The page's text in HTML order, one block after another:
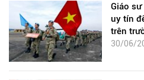
Giáo
uy tín
trên
30/06/